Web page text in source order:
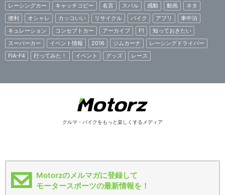
レーシングカー
キャッチコピー 名言 スバル 感動 動画
ネタ
便利
オシャレ カッコいい リサイクル バイク アプリ
車中泊
キュレーション
コンセプトカー アーカイブ F1
知っておきたい
スーパーカー
イベント情報 2016 ジムカーナ
レーシングドライバー
FIA-F4
行ってみた！ イベント グッズ レース
クルマ・バイクをもっと楽しくするメディア
Motorzのメルマガに登録して
モータースポーツの最新情報を！